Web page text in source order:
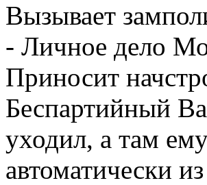
Вызывает
- Личное дело
Приносит
Беспартийный
уходил, а там
автоматически